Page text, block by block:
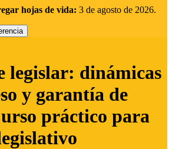
hojas de vida: 3 de agosto de 2026.
legislar: dinámicas
y garantía de
práctico para